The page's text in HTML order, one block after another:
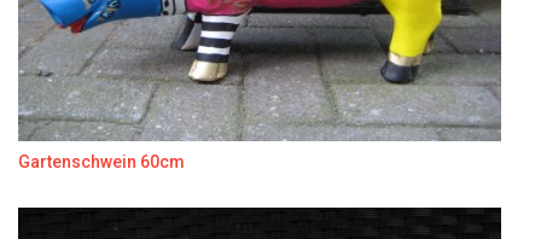
Gartenschwein 60cm